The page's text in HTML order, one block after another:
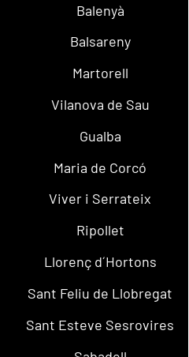
Balenyà
Balsareny
Martorell
Vilanova de Sau
Gualba
Maria de Corcó
Viver i Serrateix
Ripollet
Llorenç d´Hortons
Sant Feliu de Llobregat
Sant Esteve Sesrovires